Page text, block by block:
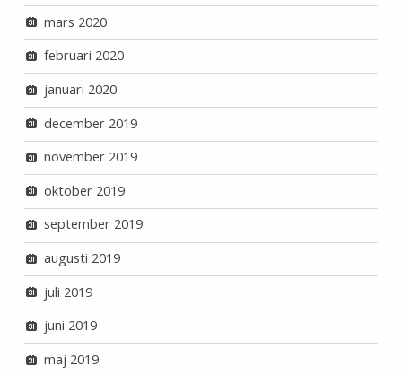
mars 2020
februari 2020
januari 2020
december 2019
november 2019
oktober 2019
september 2019
augusti 2019
juli 2019
juni 2019
maj 2019